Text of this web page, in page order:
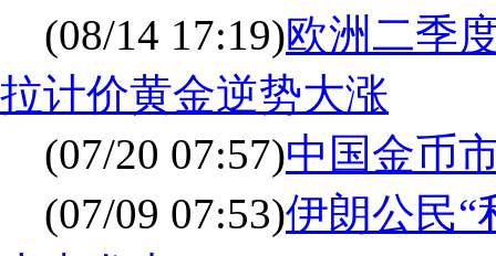
(08/14 17:19)欧洲二季
拉计价黄金逆势大涨
(07/20 07:57)中国金币
(07/09 07:53)伊朗公民“